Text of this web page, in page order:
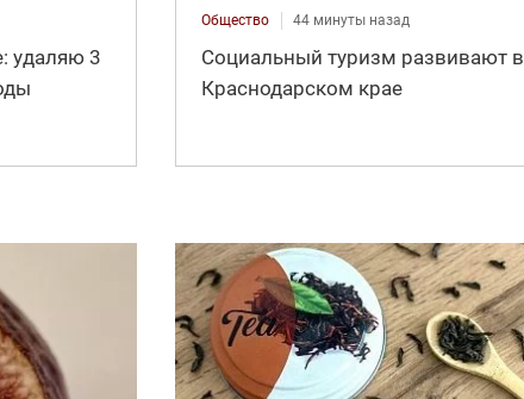
удаляю 3
Общество 44 минуты назад
Социальный туризм развивают в
Краснодарском крае